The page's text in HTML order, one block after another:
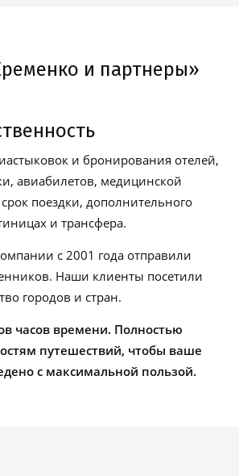
и партнеры»
и бронирования отелей,
авиабилетов, медицинской
поездки, дополнительного
и трансфера.
с 2001 года отправили
Наши клиенты посетили
городов и стран.
часов времени. Полностью
путешествий, чтобы ваше
с максимальной пользой.